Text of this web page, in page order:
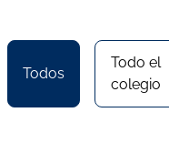
Todos
Todo el
colegio